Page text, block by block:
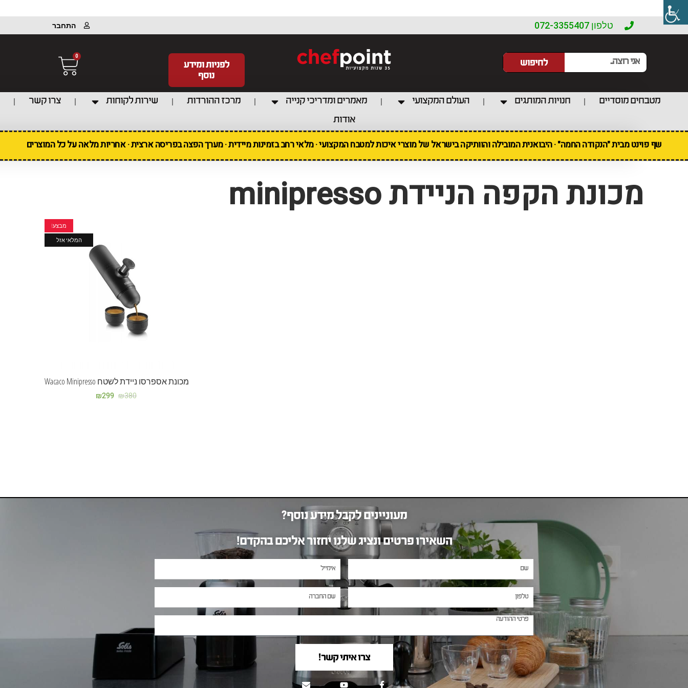
טלפון 072-3355407 התחבר
לחיפוש
לפניות ומידע
נוסף
0
מטבחים מוסדיים חנויות המותגים העולם המקצועי מאמרים ומדריכי קנייה מרכז ההורדות שירות לקוחות
צרו קשר
אודות
שף פוינט מבית "הנקודה החמה" · היבואנית המובילה והוותיקה בישראל של מוצרי איכות למטבח המקצועי · מלאי רחב בזמינות מיידית · מערך הפצה בפריסה ארצית · אחריות מלאה על כל המוצרים
מכונת הקפה הניידת minipresso
מבצע!
המלאי אזל
מכונת אספרסו ניידת לשטח Wacaco Minipresso
₪380
₪299
מעוניינים לקבל מידע נוסף?
השאירו פרטים ונציג שלנו יחזור אליכם בהקדם!
צרו איתי קשר!